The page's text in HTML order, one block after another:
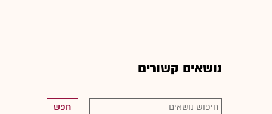
נושאים קשורים
חפש